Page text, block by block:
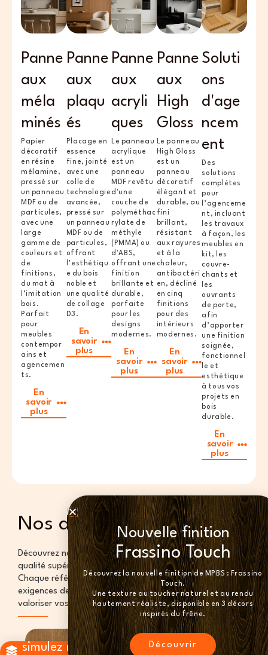
Panne
aux
méla
minés
Papier
décoratif
en résine
mélamine,
pressé sur
un panneau
MDF ou de
particules,
avec une
large
gamme de
couleurs et
de
finitions,
du mat à
l’imitation
bois.
Parfait
pour
meubles
contempor
ains et
agencemen
ts.
En
savoir
plus
Panne
aux
plaqu
és
Placage en
essence
fine, jointé
avec une
colle de
technologie
avancée,
pressé sur
un panneau
MDF ou de
particules,
offrant
l’esthétiqu
e du bois
noble et
une qualité
de collage
D3.
En
savoir
plus
Panne
aux
acryli
ques
Le panneau
acrylique
est un
panneau
MDF revêtu
d'une
couche de
polyméthac
rylate de
méthyle
(PMMA) ou
d'ABS,
offrant une
finition
brillante et
durable,
parfaite
pour les
designs
modernes.
En
savoir
plus
Panne
aux
High
Gloss
Le panneau
High Gloss
est un
panneau
décoratif
élégant et
durable, au
fini
brillant,
résistant
aux rayures
et à la
chaleur,
antibactéri
en, décliné
en cinq
finitions
pour des
intérieurs
modernes.
En
savoir
plus
Soluti
ons
d'age
ncem
ent
Des
solutions
complètes
pour
l’agenceme
nt, incluant
les travaux
à façon, les
meubles en
kit, les
couvre-
chants et
les
ouvrants
de porte,
afin
d’apporter
une finition
soignée,
fonctionnel
le et
esthétique
à tous vos
projets en
bois
durable.
En
savoir
plus
Nos dernières références
Découvrez notre sélection de panneaux en bois de
qualité supérieure, alliant esthétique et performance.
Chaque référence est conçue pour répondre aux
exigences des professionnels du secteur et pour
valoriser vos projets d'agencement
simulez nos décors
Nouvelle finition
Frassino Touch
Découvrez la nouvelle finition de MPBS : Frassino
Touch.
Une texture au toucher naturel et au rendu
hautement réaliste, disponible en 3 décors
inspirés du frêne.
Découvrir